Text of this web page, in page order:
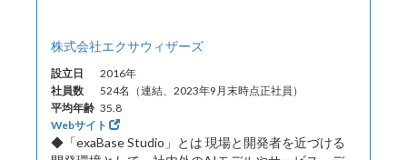
株式会社エクサウィザーズ
設立日
2016年
社員数
524名（連結、2023年9月末時点正社員）
平均年齢 35.8
Webサイト
◆「exaBase Studio」とは 現場と開発者を近づける